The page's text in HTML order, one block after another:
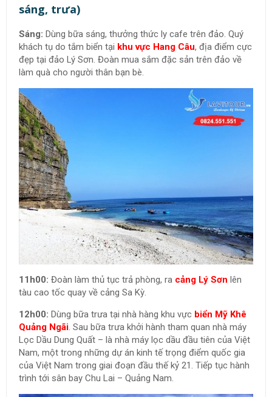
sáng, trưa)
Sáng: Dùng bữa sáng, thưởng thức ly cafe trên đảo. Quý
khách tụ do tắm biển tại khu vực Hang Câu, địa điểm cực
đẹp tại đảo Lý Sơn. Đoàn mua sắm đặc sản trên đảo về
làm quà cho người thân bạn bè.
11h00: Đoàn làm thủ tục trả phòng, ra cảng Lý Sơn lên
tàu cao tốc quay về cảng Sa Kỳ.
12h00: Dùng bữa trưa tại nhà hàng khu vực biển Mỹ Khê
Quảng Ngãi. Sau bữa trưa khởi hành tham quan nhà máy
Lọc Dầu Dung Quất – là nhà máy lọc dầu đầu tiên của Việt
Nam, một trong những dự án kinh tế trọng điểm quốc gia
của Việt Nam trong giai đoạn đầu thế kỷ 21. Tiếp tục hành
trình tới sân bay Chu Lai – Quảng Nam.